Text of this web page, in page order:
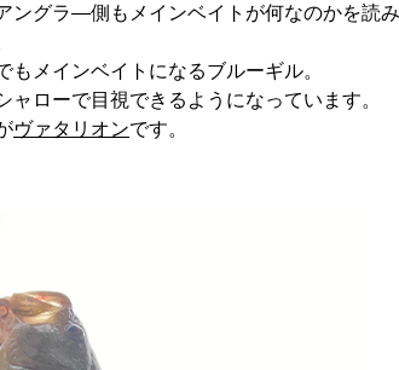
ングラ―側もメインベイトが何なのかを読
メインベイトになるブルーギル。
ローで目視できるようになっています。
ヴァタリオンです。